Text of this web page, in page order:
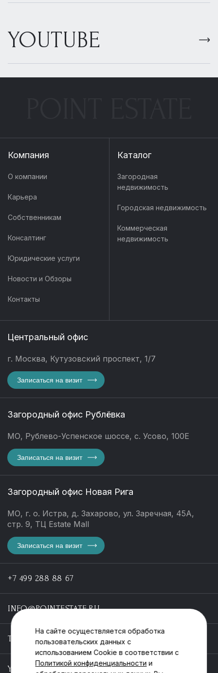
YOUTUBE
Компания
О компании
Карьера
Собственникам
Консалтинг
Юридические услуги
Новости и Обзоры
Контакты
Каталог
Загородная
недвижимость
Городская недвижимость
Коммерческая
недвижимость
Центральный офис
г. Москва, Кутузовский проспект, 1/7
Записаться на визит
Загородный офис Рублёвка
МО, Рублево-Успенское шоссе, с. Усово, 100Е
Записаться на визит
Загородный офис Новая Рига
МО, г. о. Истра, д. Захарово, ул. Заречная, 45А,
стр. 9, ТЦ Estate Mall
Записаться на визит
+7 499 288 88 67
INFO@POINTESTATE.RU
TELEGRAM
YOUTUBE
На сайте осуществляется обработка
пользовательских данных с
использованием Cookie в соответствии с
Политикой конфиденциальности и